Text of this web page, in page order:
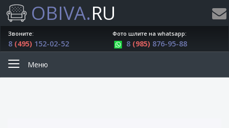
OBIVA.RU
Звоните:
8 (495) 152-02-52
Фото шлите на whatsapp:
8 (985) 876-95-88
Меню